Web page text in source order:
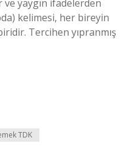
ve yaygın ifadelerden
kelimesi, her bireyin
Tercihen yıpranmış
TDK